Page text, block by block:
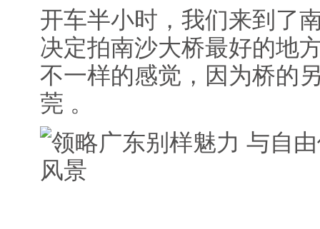
开车半小时，我们来到了
决定拍南沙大桥最好的地
不一样的感觉，因为桥的
莞 。